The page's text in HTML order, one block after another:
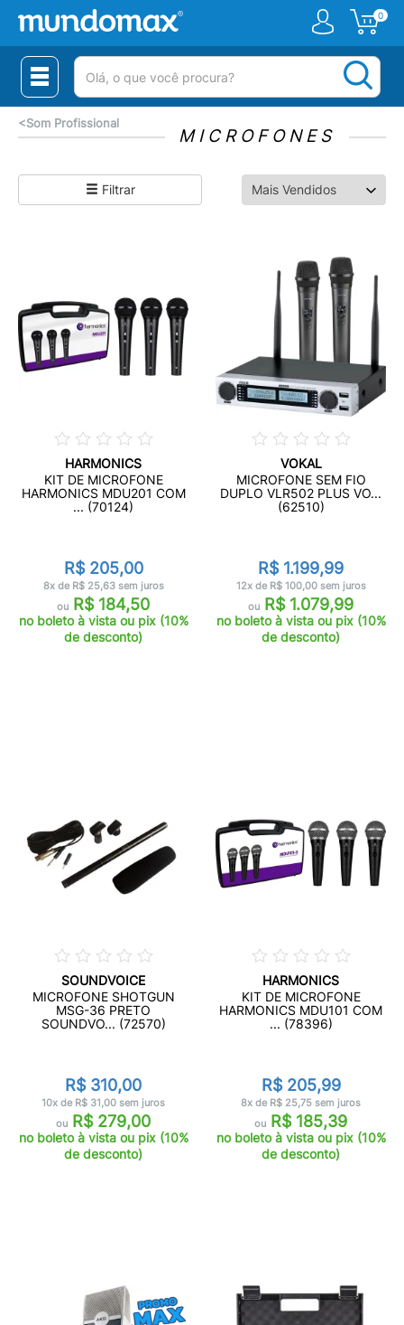
0
(pesquisar)
<Som Profissional
MICROFONES
Filtrar
HARMONICS
KIT DE MICROFONE
HARMONICS MDU201 COM
... (70124)
R$ 205,00
8x de R$ 25,63 sem juros
ou R$ 184,50
no boleto à vista ou pix (10%
de desconto)
VOKAL
MICROFONE SEM FIO
DUPLO VLR502 PLUS VO...
(62510)
R$ 1.199,99
12x de R$ 100,00 sem juros
ou R$ 1.079,99
no boleto à vista ou pix (10%
de desconto)
SOUNDVOICE
MICROFONE SHOTGUN
MSG-36 PRETO
SOUNDVO... (72570)
R$ 310,00
10x de R$ 31,00 sem juros
ou R$ 279,00
no boleto à vista ou pix (10%
de desconto)
HARMONICS
KIT DE MICROFONE
HARMONICS MDU101 COM
... (78396)
R$ 205,99
8x de R$ 25,75 sem juros
ou R$ 185,39
no boleto à vista ou pix (10%
de desconto)